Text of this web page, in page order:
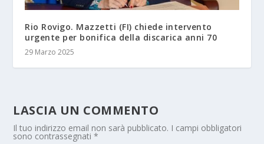
Rio Rovigo. Mazzetti (FI) chiede intervento
urgente per bonifica della discarica anni 70
29 Marzo 2025
LASCIA UN COMMENTO
Il tuo indirizzo email non sarà pubblicato. I campi obbligatori
sono contrassegnati*